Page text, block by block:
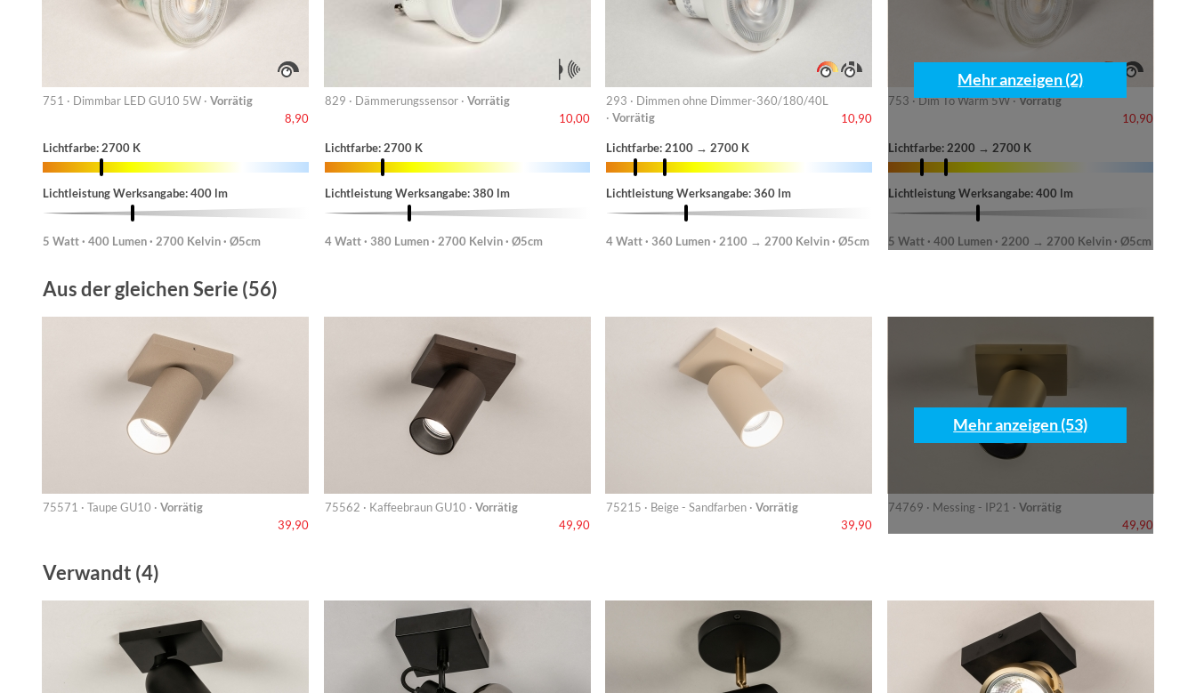
751 · Dimmbar LED GU10 5W · Vorrätig
8,90
Lichtfarbe: 2700 K
Lichtleistung Werksangabe: 400 lm
5 Watt · 400 Lumen · 2700 Kelvin · Ø5cm
829 · Dämmerungssensor · Vorrätig
10,00
Lichtfarbe: 2700 K
Lichtleistung Werksangabe: 380 lm
4 Watt · 380 Lumen · 2700 Kelvin · Ø5cm
293 · Dimmen ohne Dimmer-360/180/40L
· Vorrätig 10,90
Lichtfarbe: 2100 → 2700 K
Lichtleistung Werksangabe: 360 lm
4 Watt · 360 Lumen · 2100 → 2700 Kelvin · Ø5cm
753 · Dim To Warm 5W ·Vorrätig
10,90
Lichtfarbe: 2200 → 2700 K
Lichtleistung Werksangabe: 400 lm
5 Watt · 400 Lumen · 2200 → 2700 Kelvin · Ø5cm
Mehr anzeigen (2)
Aus der gleichen Serie (56)
75571 · Taupe GU10 · Vorrätig
39,90
75562 · Kaffeebraun GU10 · Vorrätig
49,90
75215 · Beige - Sandfarben · Vorrätig
39,90
74769 · Messing - IP21 · Vorrätig
49,90
Mehr anzeigen (53)
Verwandt (4)